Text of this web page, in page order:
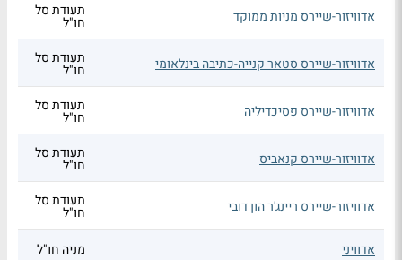
אדוויזור-שיירס מניות ממוקד תעודת סל
חו"ל
אדוויזור-שיירס סטאר קנייה-כתיבה בינלאומי תעודת סל
חו"ל
אדוויזור-שיירס פסיכדיליה תעודת סל
חו"ל
אדוויזור-שיירס קנאביס תעודת סל
חו"ל
אדוויזור-שיירס ריינג'ר הון דובי תעודת סל
חו"ל
אדוויני
מניה חו"ל